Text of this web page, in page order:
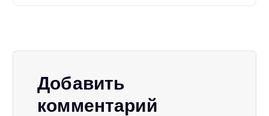
и
Добавить
комментарий